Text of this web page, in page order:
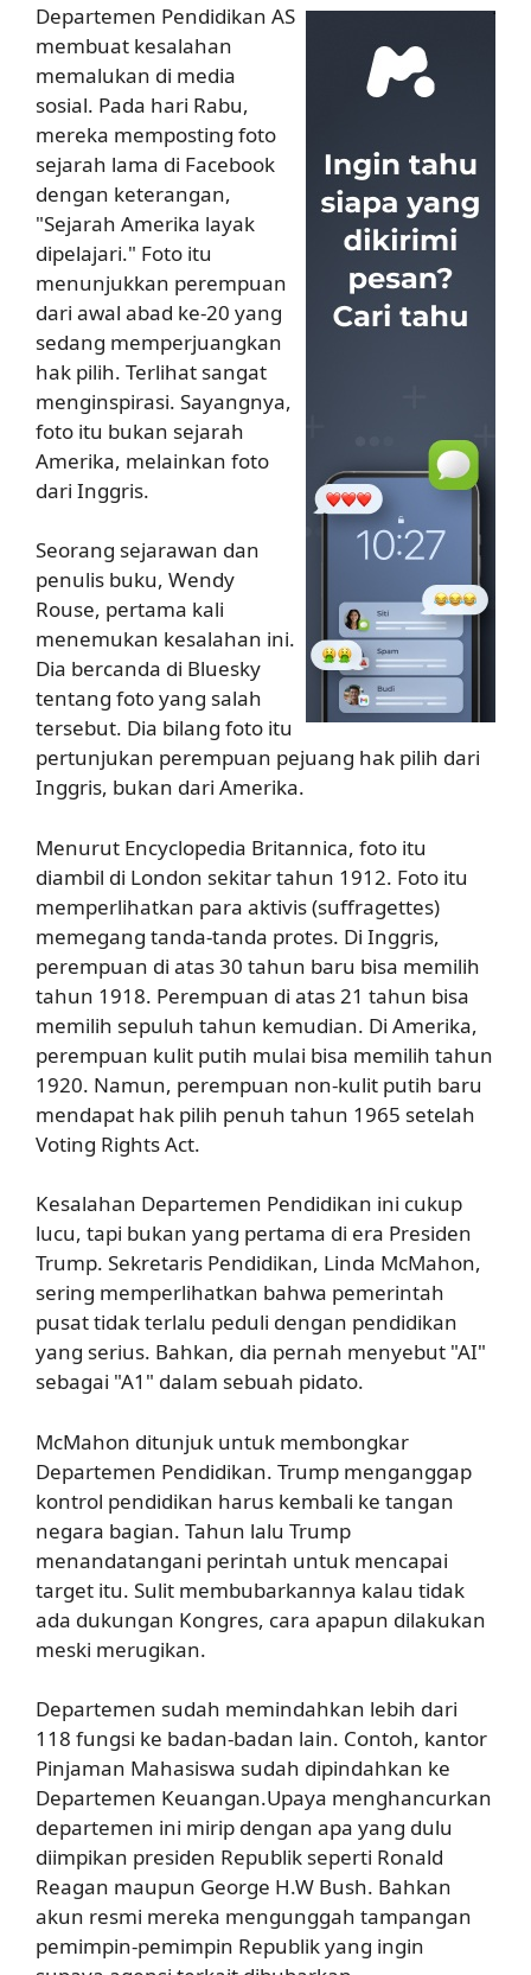
Departemen Pendidikan AS
membuat kesalahan
memalukan di media
sosial. Pada hari Rabu,
mereka memposting foto
sejarah lama di Facebook
dengan keterangan,
"Sejarah Amerika layak
dipelajari." Foto itu
menunjukkan perempuan
dari awal abad ke-20 yang
sedang memperjuangkan
hak pilih. Terlihat sangat
menginspirasi. Sayangnya,
foto itu bukan sejarah
Amerika, melainkan foto
dari Inggris.
Seorang sejarawan dan
penulis buku, Wendy
Rouse, pertama kali
menemukan kesalahan ini.
Dia bercanda di Bluesky
tentang foto yang salah
tersebut. Dia bilang foto itu
pertunjukan perempuan pejuang hak pilih dari
Inggris, bukan dari Amerika.
Menurut Encyclopedia Britannica, foto itu
diambil di London sekitar tahun 1912. Foto itu
memperlihatkan para aktivis (suffragettes)
memegang tanda-tanda protes. Di Inggris,
perempuan di atas 30 tahun baru bisa memilih
tahun 1918. Perempuan di atas 21 tahun bisa
memilih sepuluh tahun kemudian. Di Amerika,
perempuan kulit putih mulai bisa memilih tahun
1920. Namun, perempuan non-kulit putih baru
mendapat hak pilih penuh tahun 1965 setelah
Voting Rights Act.
Kesalahan Departemen Pendidikan ini cukup
lucu, tapi bukan yang pertama di era Presiden
Trump. Sekretaris Pendidikan, Linda McMahon,
sering memperlihatkan bahwa pemerintah
pusat tidak terlalu peduli dengan pendidikan
yang serius. Bahkan, dia pernah menyebut "AI"
sebagai "A1" dalam sebuah pidato.
McMahon ditunjuk untuk membongkar
Departemen Pendidikan. Trump menganggap
kontrol pendidikan harus kembali ke tangan
negara bagian. Tahun lalu Trump
menandatangani perintah untuk mencapai
target itu. Sulit membubarkannya kalau tidak
ada dukungan Kongres, cara apapun dilakukan
meski merugikan.
Departemen sudah memindahkan lebih dari
118 fungsi ke badan-badan lain. Contoh, kantor
Pinjaman Mahasiswa sudah dipindahkan ke
Departemen Keuangan.Upaya menghancurkan
departemen ini mirip dengan apa yang dulu
diimpikan presiden Republik seperti Ronald
Reagan maupun George H.W Bush. Bahkan
akun resmi mereka mengunggah tampangan
pemimpin-pemimpin Republik yang ingin